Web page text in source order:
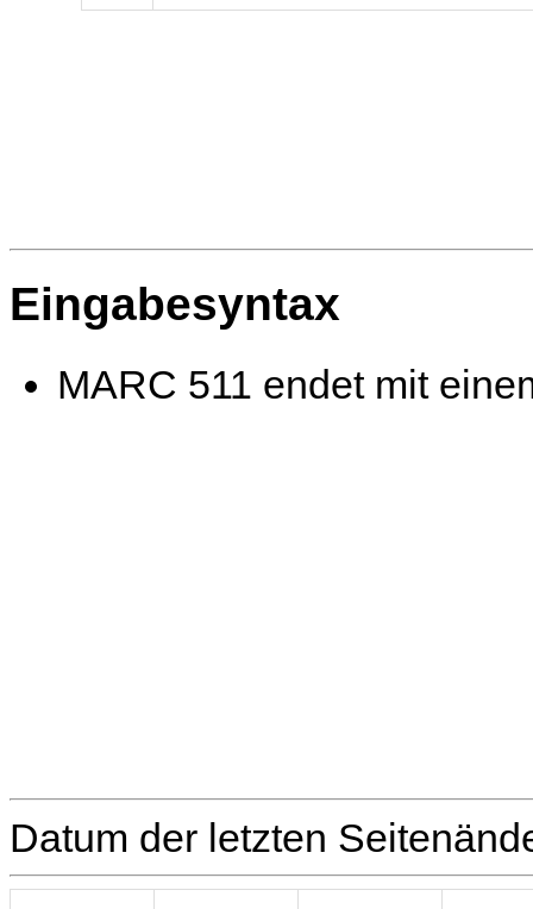
Eingabesyntax
MARC 511 endet mit
Datum der letzten